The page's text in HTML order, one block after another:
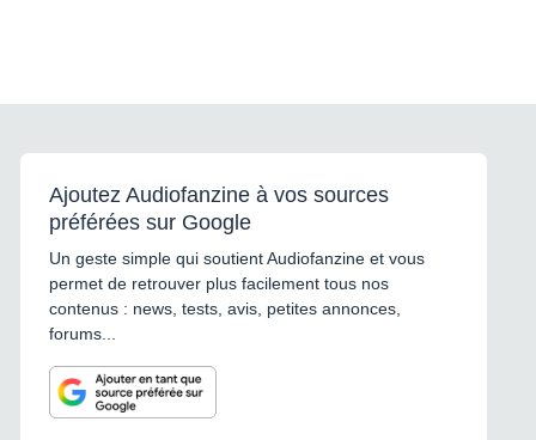
Ajoutez Audiofanzine à vos sources
préférées sur Google
Un geste simple qui soutient Audiofanzine et vous
permet de retrouver plus facilement tous nos
contenus : news, tests, avis, petites annonces,
forums...